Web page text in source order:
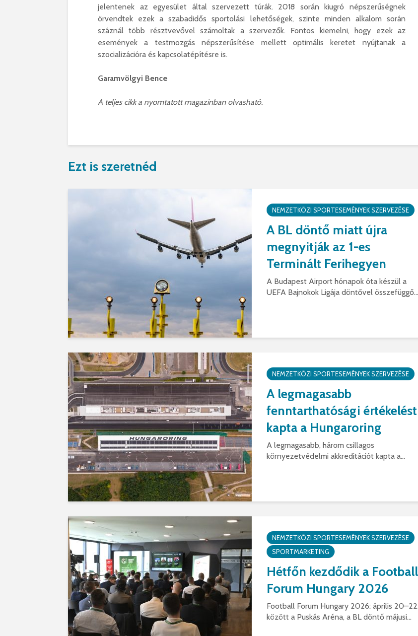
jelentenek az egyesület által szervezett túrák. 2018 során kiugró népszerűségnek
örvendtek ezek a szabadidős sportolási lehetőségek, szinte minden alkalom során
száznál több résztvevővel számoltak a szervezők. Fontos kiemelni, hogy ezek az
események a testmozgás népszerűsítése mellett optimális keretet nyújtanak a
szocializációra és kapcsolatépítésre is.
Garamvölgyi Bence
A teljes cikk a nyomtatott magazinban olvasható.
Ezt is szeretnéd
NEMZETKÖZI SPORTESEMÉNYEK SZERVEZÉSE
A BL döntő miatt újra
megnyitják az 1-es
Terminált Ferihegyen
A Budapest Airport hónapok óta készül a
UEFA Bajnokok Ligája döntővel összefüggő...
NEMZETKÖZI SPORTESEMÉNYEK SZERVEZÉSE
A legmagasabb
fenntarthatósági értékelést
kapta a Hungaroring
A legmagasabb, három csillagos
környezetvédelmi akkreditációt kapta a...
NEMZETKÖZI SPORTESEMÉNYEK SZERVEZÉSE
SPORTMARKETING
Hétfőn kezdődik a Football
Forum Hungary 2026
Football Forum Hungary 2026: április 20–22.
között a Puskás Aréna, a BL döntő májusi...